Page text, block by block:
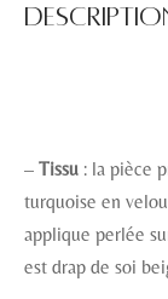
– Tissu : la pièce
turquoise en
applique perlée
est drap de soi